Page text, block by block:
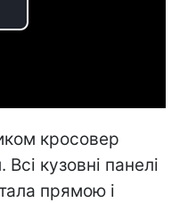
кросовер
кузовні панелі
прямою і